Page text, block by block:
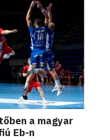
a magyar
Eb-n